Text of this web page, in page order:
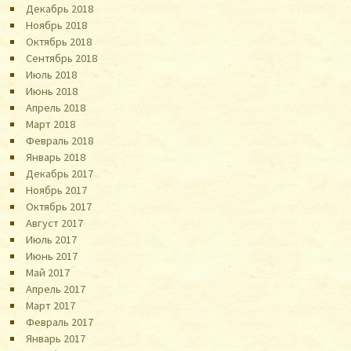
Декабрь 2018
Ноябрь 2018
Октябрь 2018
Сентябрь 2018
Июль 2018
Июнь 2018
Апрель 2018
Март 2018
Февраль 2018
Январь 2018
Декабрь 2017
Ноябрь 2017
Октябрь 2017
Август 2017
Июль 2017
Июнь 2017
Май 2017
Апрель 2017
Март 2017
Февраль 2017
Январь 2017